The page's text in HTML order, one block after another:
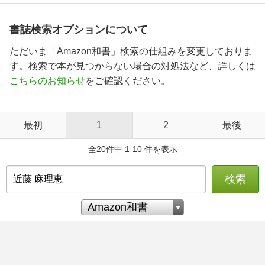
書誌検索オプションについて
ただいま「Amazon和書」検索の仕組みを変更しておりま
す。検索で本が見つからない場合の対処法など、詳しくは
こちらのお知らせをご確認ください。
最初 1 2 最後
全20件中 1-10 件を表示
検索